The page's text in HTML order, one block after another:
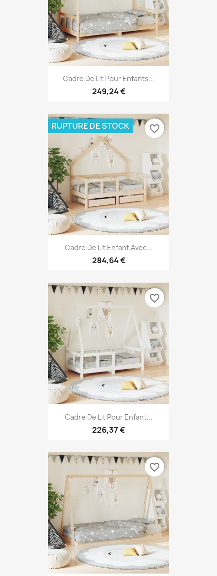
Cadre De Lit Pour Enfants...
249,24 €
Cadre De Lit Enfant Avec...
284,64 €
RUPTURE DE STOCK favorite_border
Cadre De Lit Pour Enfant...
226,37 €
favorite_border
favorite_border